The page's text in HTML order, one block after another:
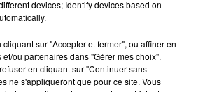
devices; Identify devices based on
sur "Accepter et fermer", ou affiner en
ou partenaires dans "Gérer mes choix".
en cliquant sur "Continuer sans
ne s'appliqueront que pour ce site. Vous